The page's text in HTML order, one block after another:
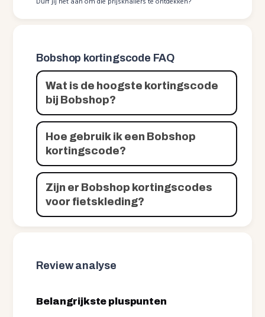
Bobshop kortingscode FAQ
Wat is de hoogste kortingscode
bij Bobshop?
Hoe gebruik ik een Bobshop
kortingscode?
Zijn er Bobshop kortingscodes
voor fietskleding?
Review analyse
Belangrijkste pluspunten